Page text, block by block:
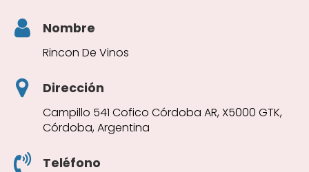
Nombre
Rincon De Vinos
Dirección
Campillo 541 Cofico Córdoba AR, X5000 GTK,
Córdoba, Argentina
Teléfono